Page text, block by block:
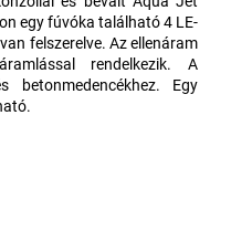
egy fúvóka található 4 LE-
felszerelve. Az ellenáram
rendelkezik. A
betonmedencékhez. Egy